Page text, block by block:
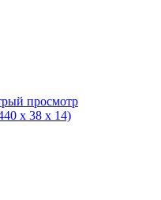
просмотр
х 38 х 14)